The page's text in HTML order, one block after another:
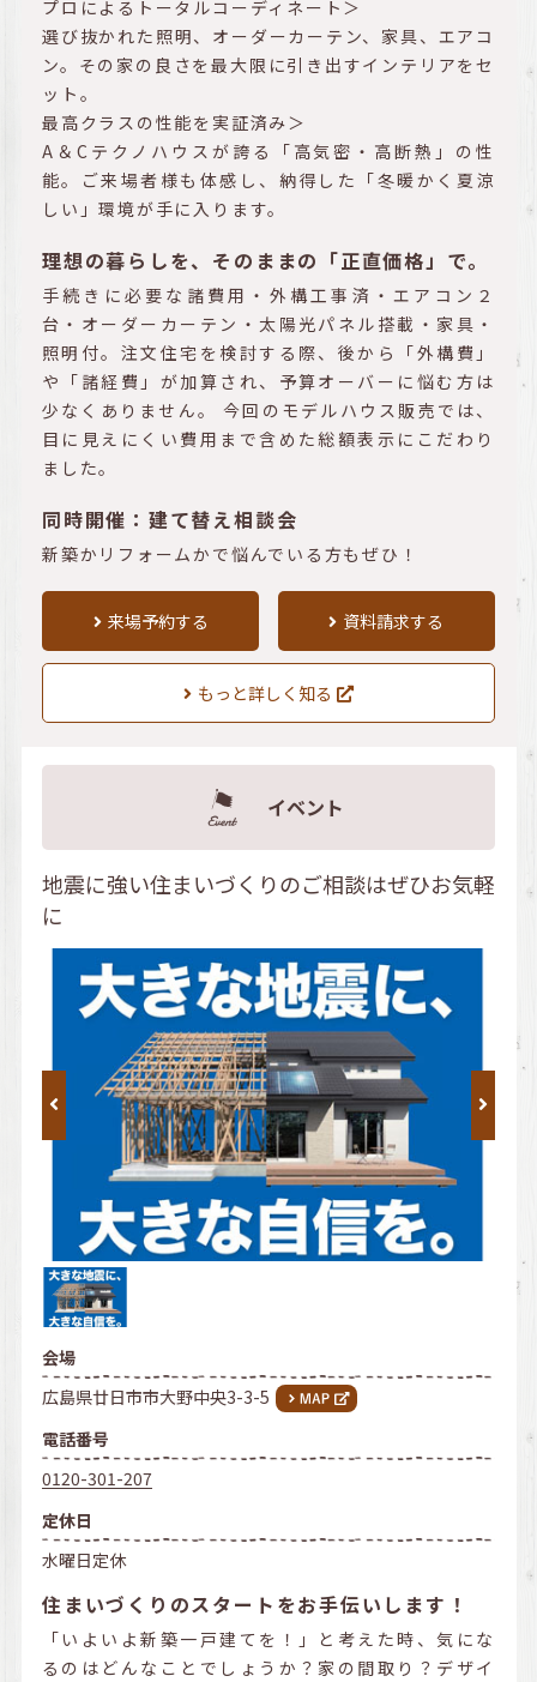
プロによるトータルコーディネート＞
選び抜かれた照明、オーダーカーテン、家具、エアコ
ン。その家の良さを最大限に引き出すインテリアをセ
ット。
最高クラスの性能を実証済み＞
A＆Cテクノハウスが誇る「高気密・高断熱」の性
能。ご来場者様も体感し、納得した「冬暖かく夏涼
しい」環境が手に入ります。
理想の暮らしを、そのままの「正直価格」で。
手続きに必要な諸費用・外構工事済・エアコン２
台・オーダーカーテン・太陽光パネル搭載・家具・
照明付。注文住宅を検討する際、後から「外構費」
や「諸経費」が加算され、予算オーバーに悩む方は
少なくありません。 今回のモデルハウス販売では、
目に見えにくい費用まで含めた総額表示にこだわり
ました。
同時開催：建て替え相談会
新築かリフォームかで悩んでいる方もぜひ！
来場予約する 資料請求する
もっと詳しく知る
イベント
地震に強い住まいづくりのご相談はぜひお気軽
に
会場
広島県廿日市市大野中央3-3-5
電話番号
0120-301-207
定休日
水曜日定休
住まいづくりのスタートをお手伝いします！
「いよいよ新築一戸建てを！」と考えた時、気にな
るのはどんなことでしょうか？家の間取り？デザイ